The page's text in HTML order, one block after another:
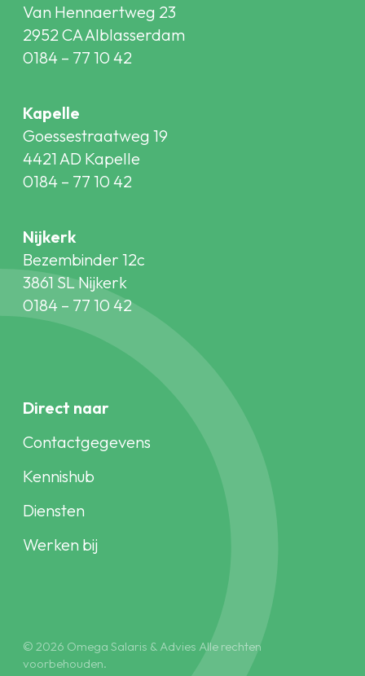
Van Hennaertweg 23
2952 CA Alblasserdam
0184 – 77 10 42
Kapelle
Goessestraatweg 19
4421 AD Kapelle
0184 – 77 10 42
Nijkerk
Bezembinder 12c
3861 SL Nijkerk
0184 – 77 10 42
Direct naar
Contactgegevens
Kennishub
Diensten
Werken bij
© 2026 Omega Salaris & Advies Alle rechten
voorbehouden.